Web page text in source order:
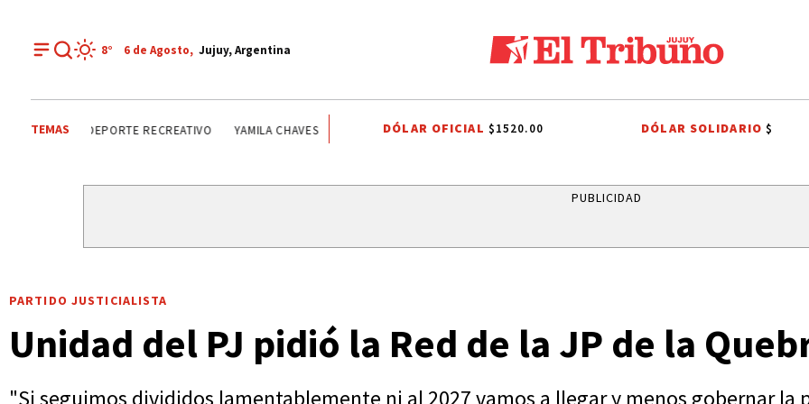
8° 6 de Agosto, Jujuy, Argentina
TEMASDEPORTE RECREATIVO YAMILA CHAVES LOS ALISOS DIEGO CHACÓN PRIMERA NACIONAL LIGA PROFESIONAL INTERNA
DÓLAR OFICIAL $1520.00 DÓLAR SOLIDARIO$
PUBLICIDAD
PARTIDO JUSTICIALISTA
Unidad del PJ pidió la Red de la JP de la
"Si seguimos divididos lamentablemente ni al 2027 vamos a llegar y menos gobernar la